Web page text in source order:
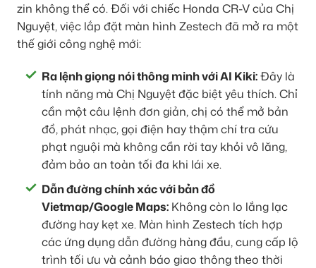
zin không thể có. Đối với chiếc Honda CR-V của Chị
Nguyệt, việc lắp đặt màn hình Zestech đã mở ra một
thế giới công nghệ mới:
Ra lệnh giọng nói thông minh với AI Kiki:Đây là
tính năng mà Chị Nguyệt đặc biệt yêu thích. Chỉ
cần một câu lệnh đơn giản, chị có thể mở bản
đồ, phát nhạc, gọi điện hay thậm chí tra cứu
phạt nguội mà không cần rời tay khỏi vô lăng,
đảm bảo an toàn tối đa khi lái xe.
Dẫn đường chính xác với bản đồ
Vietmap/Google Maps: Không còn lo lắng lạc
đường hay kẹt xe. Màn hình Zestech tích hợp
các ứng dụng dẫn đường hàng đầu, cung cấp lộ
trình tối ưu và cảnh báo giao thông theo thời